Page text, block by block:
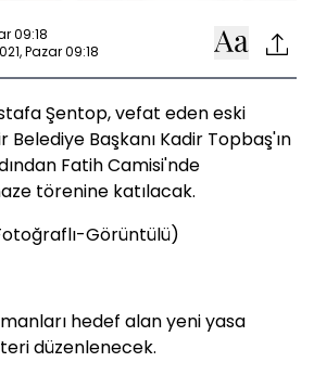
09:18
Pazar 09:18
Şentop, vefat eden eski
Belediye Başkanı Kadir Topbaş'ın
Fatih Camisi'nde
törenine katılacak.
Görüntülü)
hedef alan yeni yasa
düzenlenecek.